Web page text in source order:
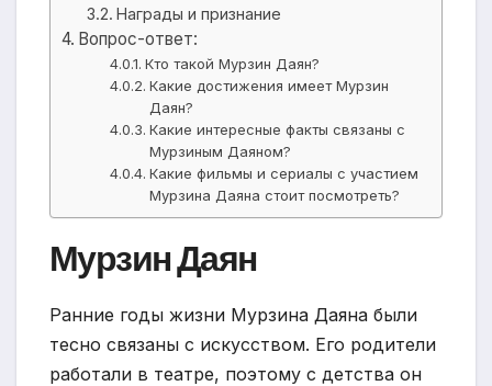
Награды и признание
Вопрос-ответ:
Кто такой Мурзин Даян?
Какие достижения имеет Мурзин
Даян?
Какие интересные факты связаны с
Мурзиным Даяном?
Какие фильмы и сериалы с участием
Мурзина Даяна стоит посмотреть?
Мурзин Даян
Ранние годы жизни Мурзина Даяна были
тесно связаны с искусством. Его родители
работали в театре, поэтому с детства он